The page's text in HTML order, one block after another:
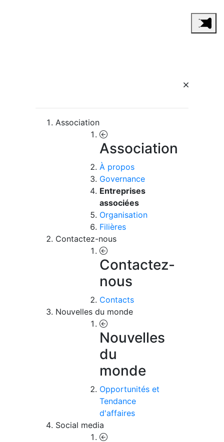
Association
Association
À propos
Governance
Entreprises
associées
Organisation
Filières
Contactez-nous
Contactez-
nous
Contacts
Nouvelles du monde
Nouvelles
du
monde
Opportunités et
Tendance
d'affaires
Social media